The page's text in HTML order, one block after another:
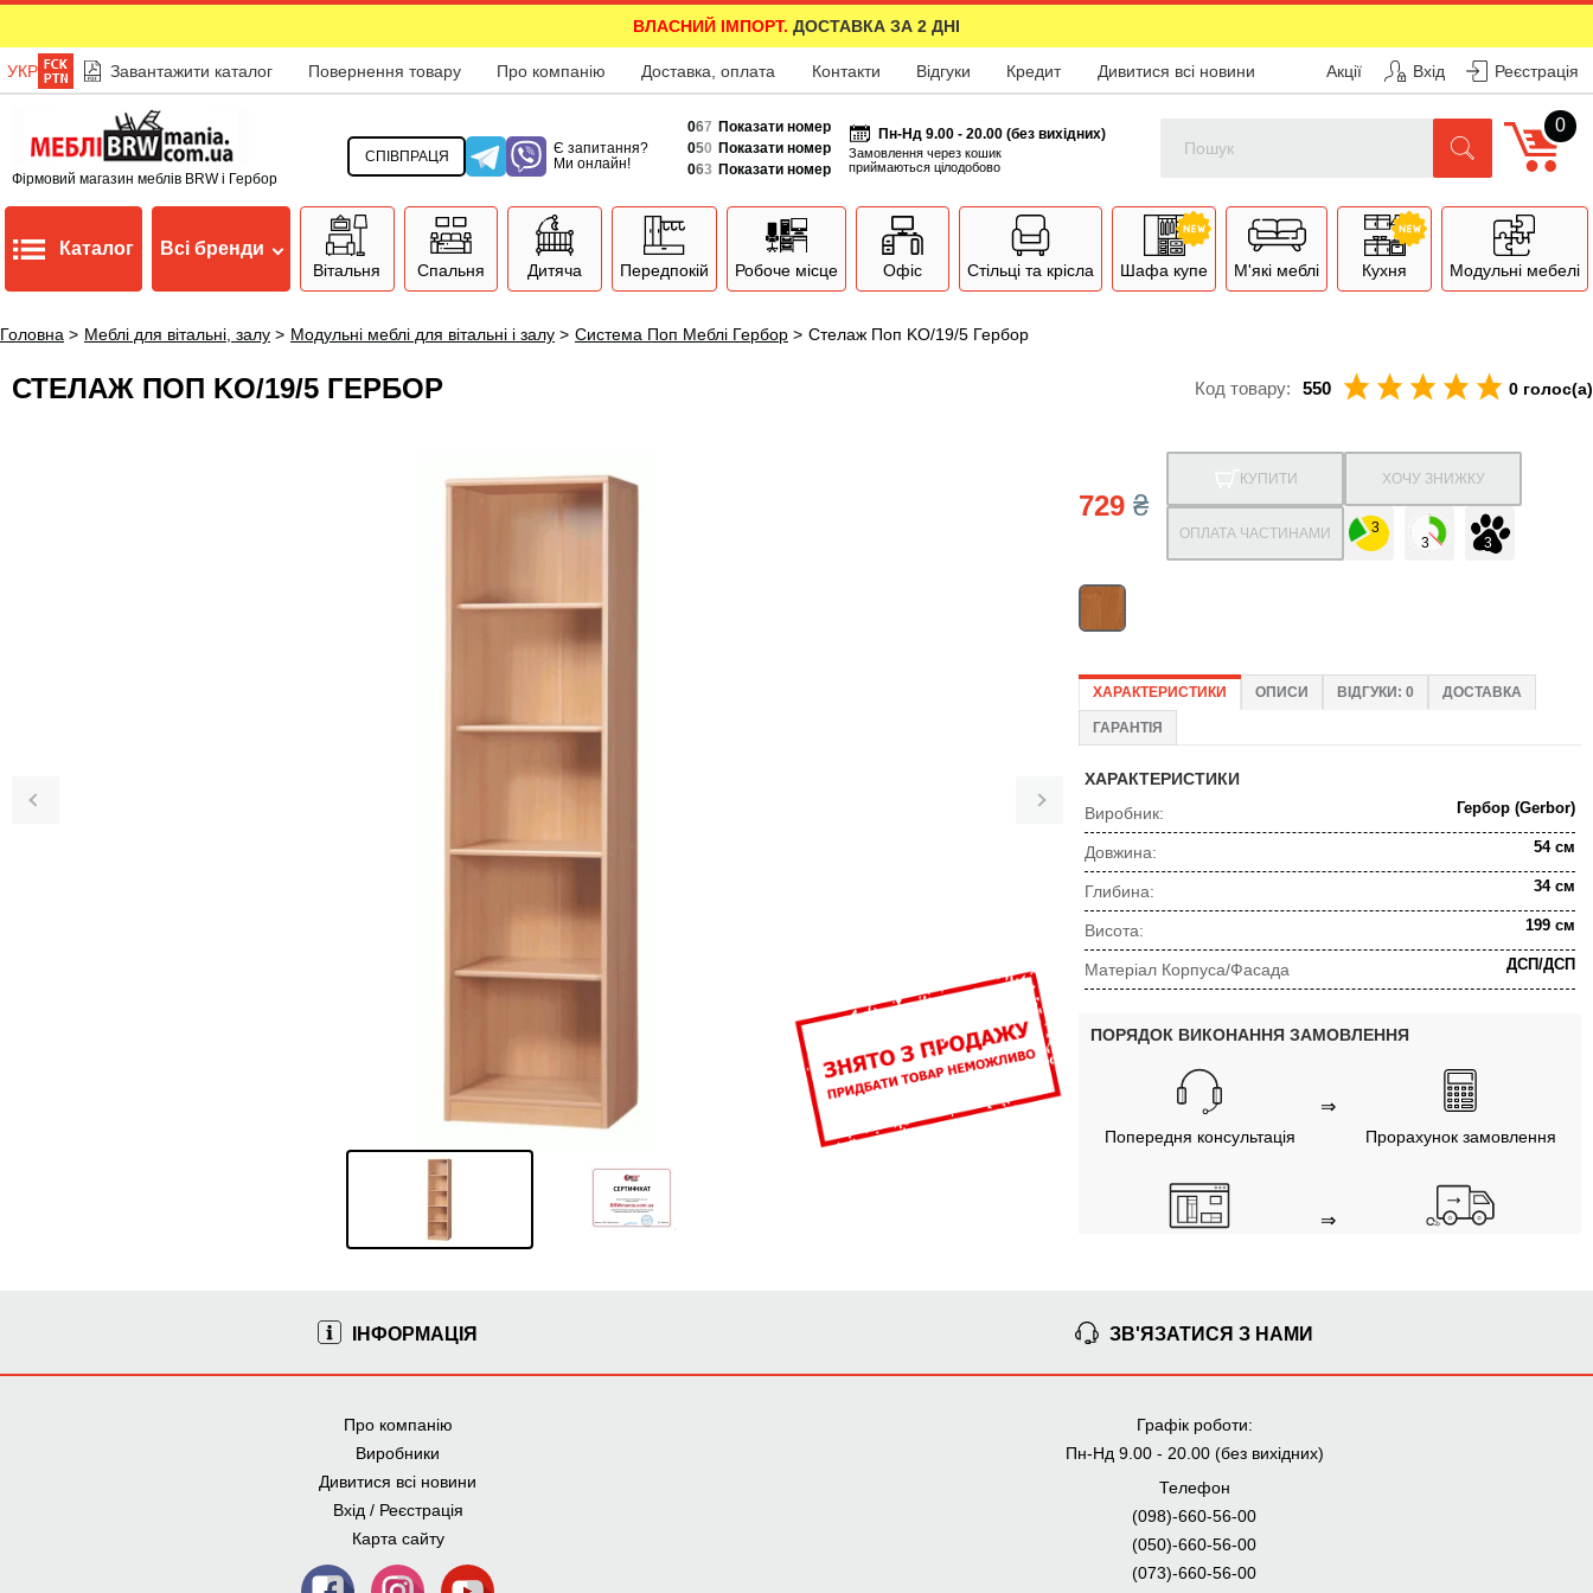
ВЛАСНИЙ ІМПОРТ. ДОСТАВКА ЗА 2 ДНІ
УКР Завантажити каталог Повернення товару Про компанію Доставка, оплата Контакти Відгуки Кредит Дивитися всі новини Акції Вхід Реєстрація
Фірмовий магазин меблів BRW і Гербор
СПІВПРАЦЯ
Є запитання?
Ми онлайн!
067 Показати номер
050 Показати номер
063 Показати номер
Пн-Нд 9.00 - 20.00 (без вихідних)
Замовлення через кошик
приймаються цілодобово
0
Каталог Всі бренди
Вітальня Спальня Дитяча Передпокій Робоче місце Офіс Стільці та крісла Шафа купе М'які меблі Кухня Модульні мебелі
Головна > Меблі для вітальні, залу > Модульні меблі для вітальні і залу > Система Поп Меблі Гербор > Стелаж Поп KO/19/5 Гербор
СТЕЛАЖ ПОП KO/19/5 ГЕРБОР Код товару: 550 0 голос(а)
729₴
КУПИТИ ХОЧУ ЗНИЖКУ
ОПЛАТА ЧАСТИНАМИ
ХАРАКТЕРИСТИКИ ОПИСИ ВІДГУКИ: 0 ДОСТАВКА
ГАРАНТІЯ
ХАРАКТЕРИСТИКИ
Виробник:
Гербор (Gerbor)
Довжина: 54 см
Глибина: 34 см
Висота: 199 см
Матеріал Корпуса/Фасада ДСП/ДСП
ПОРЯДОК ВИКОНАННЯ ЗАМОВЛЕННЯ
Попередня консультація
⇒
Прорахунок замовлення
⇒
меблів.
BRWMANIA.COM.UA
МЕБЛІ НА БУДЬ ЯКИЙ
СМАК
РЕШТУ ПРИ
ОТРИМАННІ
ІНФОРМАЦІЯ
Про компанію
Виробники
Дивитися всі новини
Вхід / Реєстрація
Карта сайту
ЗВ'ЯЗАТИСЯ З НАМИ
Графік роботи:
Пн-Нд 9.00 - 20.00 (без вихідних)
Телефон
(098)-660-56-00
(050)-660-56-00
(073)-660-56-00